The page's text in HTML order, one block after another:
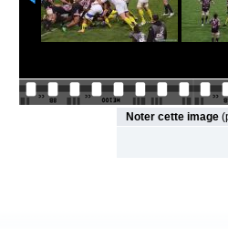
Noter cette image